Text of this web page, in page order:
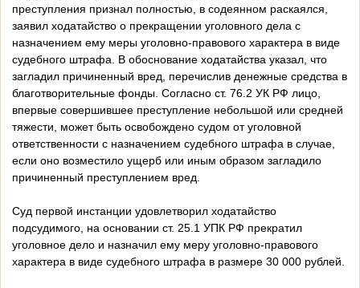
преступления признал полностью, в содеянном раскаялся,
заявил ходатайство о прекращении уголовного дела с
назначением ему меры уголовно-правового характера в виде
судебного штрафа. В обоснование ходатайства указал, что
загладил причиненный вред, перечислив денежные средства в
благотворительные фонды. Согласно ст. 76.2 УК РФ лицо,
впервые совершившее преступление небольшой или средней
тяжести, может быть освобождено судом от уголовной
ответственности с назначением судебного штрафа в случае,
если оно возместило ущерб или иным образом загладило
причиненный преступлением вред.
Суд первой инстанции удовлетворил ходатайство
подсудимого, на основании ст. 25.1 УПК РФ прекратил
уголовное дело и назначил ему меру уголовно-правового
характера в виде судебного штрафа в размере 30 000 рублей.